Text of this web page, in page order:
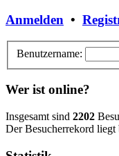
Anmelden •
Benutzername:
Wer ist online?
Insgesamt sind 2202
Der Besucherrekord liegt